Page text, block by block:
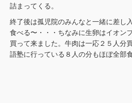
詰まってくる。
終了後は孤児院のみんなと一緒に差し
食べる〜・・・ちなみに生卵はイオン
買って来ました。牛肉は一応２５人分
語塾に行っている８人の分もほぼ全部